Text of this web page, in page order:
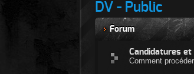
DV - Public
Forum
Candidatures
Comment procéder.